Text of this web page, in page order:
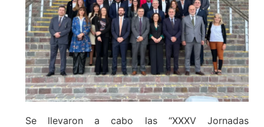
Se llevaron a cabo las “XXXV Jornadas